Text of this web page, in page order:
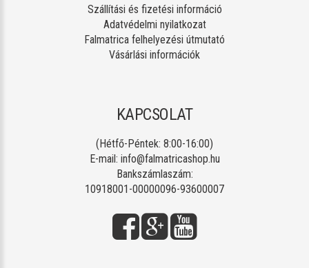
Szállítási és fizetési információ
Adatvédelmi nyilatkozat
Falmatrica felhelyezési útmutató
Vásárlási információk
KAPCSOLAT
(Hétfő-Péntek: 8:00-16:00)
E-mail: info@falmatricashop.hu
Bankszámlaszám:
10918001-00000096-93600007